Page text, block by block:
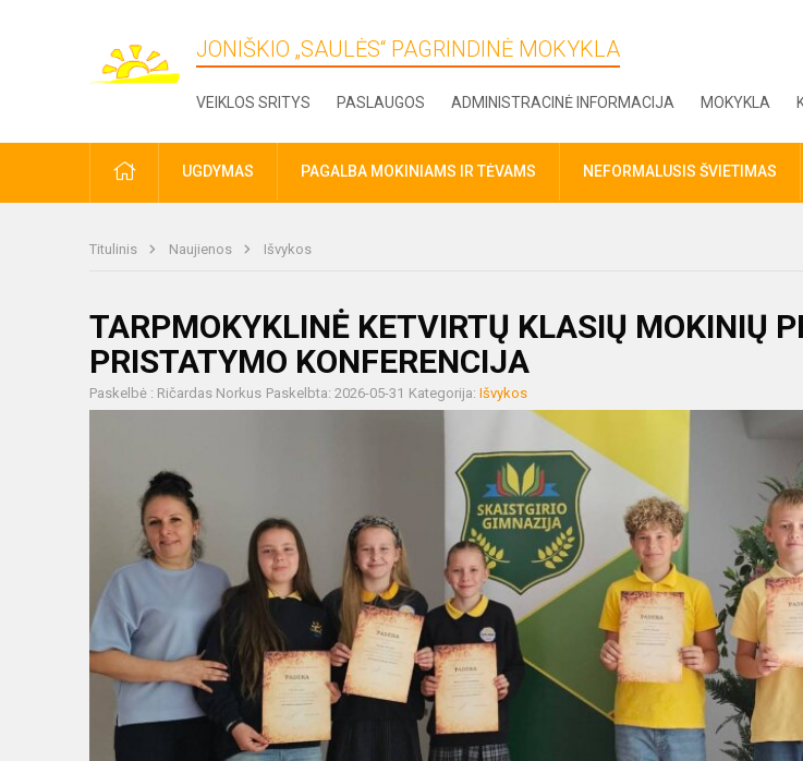
JONIŠKIO „SAULĖS“ PAGRINDINĖ MOKYKLA
VEIKLOS SRITYS PASLAUGOS ADMINISTRACINĖ INFORMACIJA MOKYKLA
PRADŽIAUGDYMAS PAGALBA MOKINIAMS IR TĖVAMS NEFORMALUSIS ŠVIETIMAS
Titulinis Naujienos Išvykos
TARPMOKYKLINĖ KETVIRTŲ KLASIŲ MOKINIŲ
PRISTATYMO KONFERENCIJA
Paskelbė : Ričardas Norkus Paskelbta: 2026-05-31 Kategorija: Išvykos